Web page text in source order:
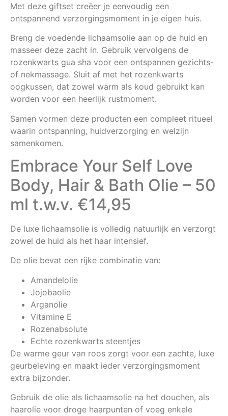
Met deze giftset creëer je eenvoudig een
ontspannend verzorgingsmoment in je eigen huis.
Breng de voedende lichaamsolie aan op de huid en
masseer deze zacht in. Gebruik vervolgens de
rozenkwarts gua sha voor een ontspannen gezichts-
of nekmassage. Sluit af met het rozenkwarts
oogkussen, dat zowel warm als koud gebruikt kan
worden voor een heerlijk rustmoment.
Samen vormen deze producten een compleet ritueel
waarin ontspanning, huidverzorging en welzijn
samenkomen.
Embrace Your Self Love
Body, Hair & Bath Olie – 50
ml t.w.v. €14,95
De luxe lichaamsolie is volledig natuurlijk en verzorgt
zowel de huid als het haar intensief.
De olie bevat een rijke combinatie van:
Amandelolie
Jojobaolie
Arganolie
Vitamine E
Rozenabsolute
Echte rozenkwarts steentjes
De warme geur van roos zorgt voor een zachte, luxe
geurbeleving en maakt ieder verzorgingsmoment
extra bijzonder.
Gebruik de olie als lichaamsolie na het douchen, als
haarolie voor droge haarpunten of voeg enkele